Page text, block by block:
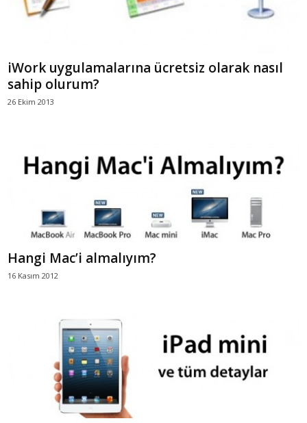
iWork uygulamalarına ücretsiz olarak nasıl
sahip olurum?
26 Ekim 2013
Hangi Mac’i almalıyım?
16 Kasım 2012